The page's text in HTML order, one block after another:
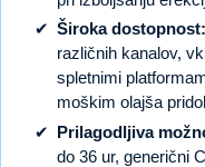
Široka dostopnost:
različnih kanalov,
spletnimi
moškim olajša
Prilagodljiva
do 36 ur, generični